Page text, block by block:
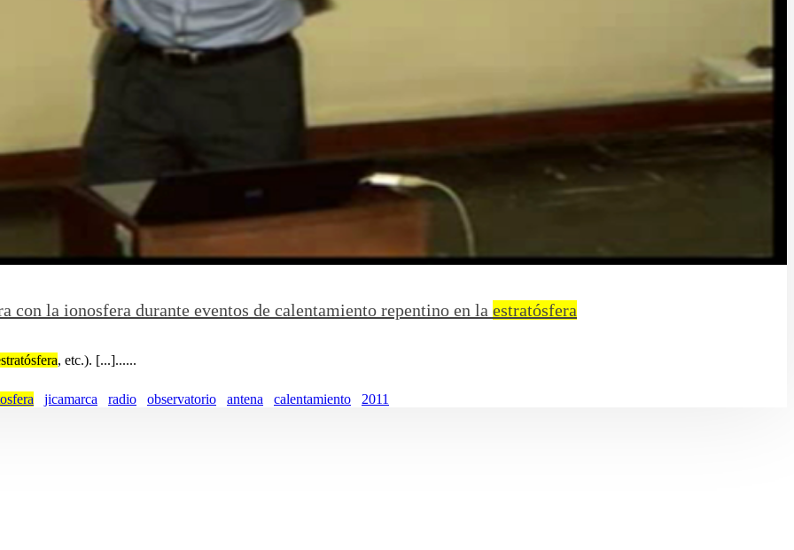
la ionosfera durante eventos de calentamiento repentino en la estratósfera
, etc.). [...]......
jicamarca radio observatorio antena calentamiento 2011